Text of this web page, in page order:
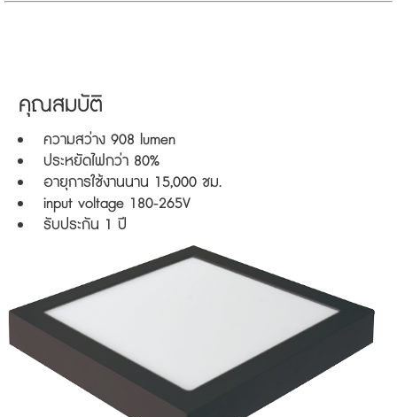
คุณสมบัติ
ความสว่าง 908 lumen
ประหยัดไฟกว่า 80%
อายุการใช้งานนาน 15,000 ชม.
input voltage 180-265V
รับประกัน 1 ปี